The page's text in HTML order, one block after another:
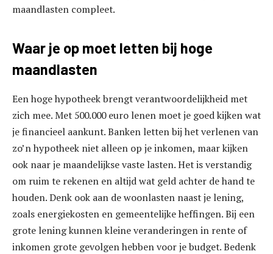
maandlasten compleet.
Waar je op moet letten bij hoge
maandlasten
Een hoge hypotheek brengt verantwoordelijkheid met
zich mee. Met 500.000 euro lenen moet je goed kijken wat
je financieel aankunt. Banken letten bij het verlenen van
zo’n hypotheek niet alleen op je inkomen, maar kijken
ook naar je maandelijkse vaste lasten. Het is verstandig
om ruim te rekenen en altijd wat geld achter de hand te
houden. Denk ook aan de woonlasten naast je lening,
zoals energiekosten en gemeentelijke heffingen. Bij een
grote lening kunnen kleine veranderingen in rente of
inkomen grote gevolgen hebben voor je budget. Bedenk